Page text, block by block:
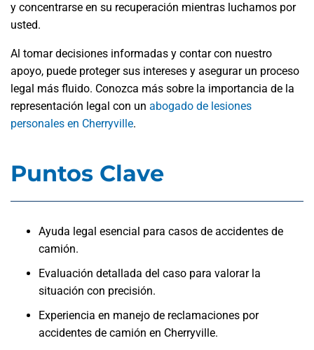
y concentrarse en su recuperación mientras luchamos por
usted.
Al tomar decisiones informadas y contar con nuestro
apoyo, puede proteger sus intereses y asegurar un proceso
legal más fluido. Conozca más sobre la importancia de la
representación legal con un abogado de lesiones
personales en Cherryville.
Puntos Clave
Ayuda legal esencial para casos de accidentes de
camión.
Evaluación detallada del caso para valorar la
situación con precisión.
Experiencia en manejo de reclamaciones por
accidentes de camión en Cherryville.